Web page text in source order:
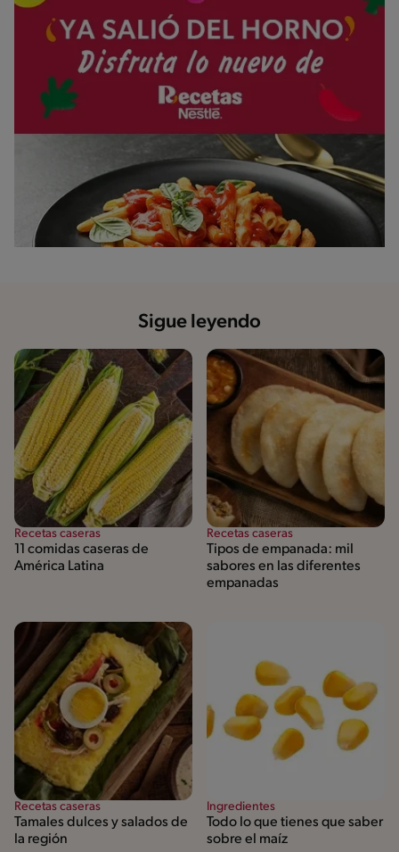
Sigue leyendo
Recetas caseras
11 comidas caseras de
América Latina
Recetas caseras
Tipos de empanada: mil
sabores en las diferentes
empanadas
Recetas caseras
Tamales dulces y salados de
la región
Ingredientes
Todo lo que tienes que saber
sobre el maíz